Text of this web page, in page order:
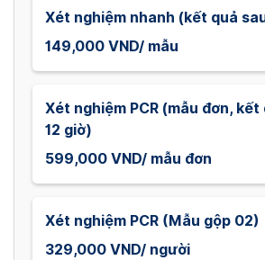
Xét nghiệm nhanh (kết quả
149,000 VND/ mẫu
Xét nghiệm PCR (mẫu đơn,
12 giờ)
599,000 VND/ mẫu đơn
Xét nghiệm PCR (Mẫu gộp 02)
329,000 VND/ người